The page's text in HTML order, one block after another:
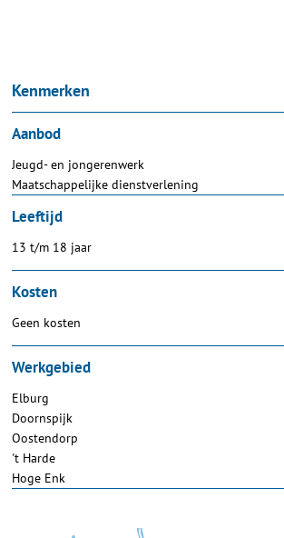
Kenmerken
Aanbod
Jeugd- en jongerenwerk
Maatschappelijke dienstverlening
Leeftijd
13 t/m 18 jaar
Kosten
Geen kosten
Werkgebied
Elburg
Doornspijk
Oostendorp
't Harde
Hoge Enk